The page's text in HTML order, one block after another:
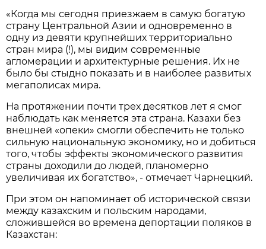
«Когда мы сегодня приезжаем в самую богатую
страну Центральной Азии и одновременно в
одну из девяти крупнейших территориально
стран мира (!), мы видим современные
агломерации и архитектурные решения. Их не
было бы стыдно показать и в наиболее развитых
мегаполисах мира.
На протяжении почти трех десятков лет я смог
наблюдать как меняется эта страна. Казахи без
внешней «опеки» смогли обеспечить не только
сильную национальную экономику, но и добиться
того, чтобы эффекты экономического развития
страны доходили до людей, планомерно
увеличивая их богатство», - отмечает Чарнецкий.
При этом он напоминает об исторической связи
между казахским и польским народами,
сложившейся во времена депортации поляков в
Казахстан: